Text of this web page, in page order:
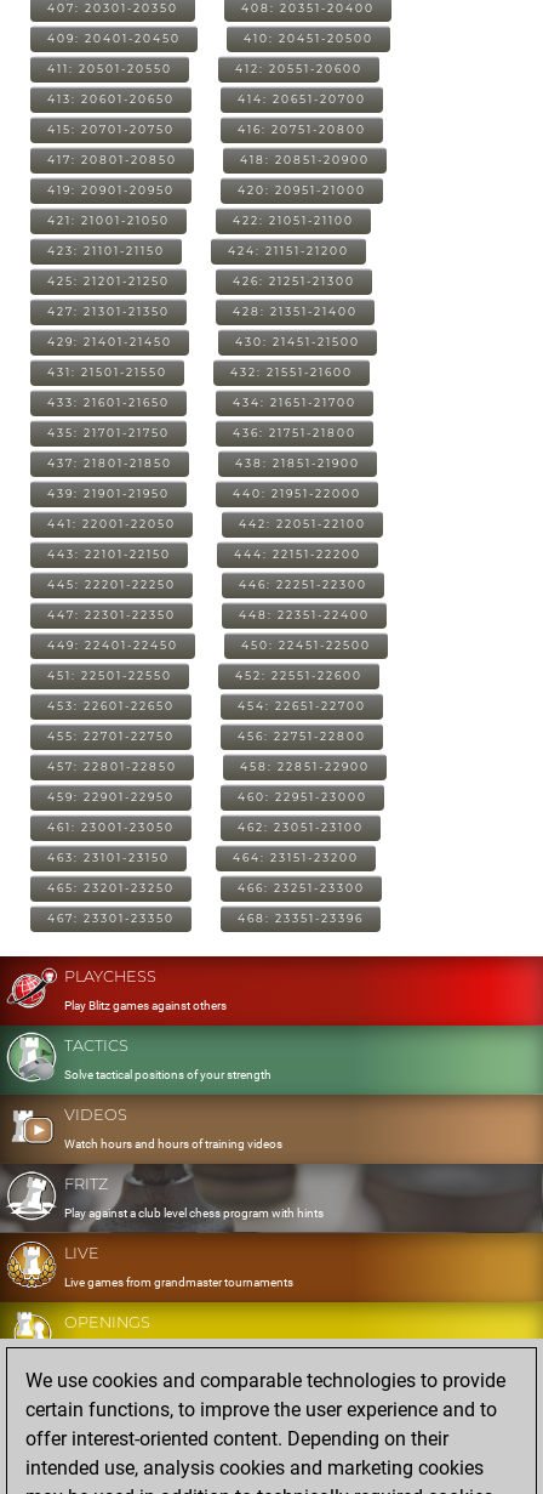
407: 20301-20350 408: 20351-20400
409: 20401-20450 410: 20451-20500
411: 20501-20550 412: 20551-20600
413: 20601-20650 414: 20651-20700
415: 20701-20750 416: 20751-20800
417: 20801-20850 418: 20851-20900
419: 20901-20950 420: 20951-21000
421: 21001-21050 422: 21051-21100
423: 21101-21150 424: 21151-21200
425: 21201-21250 426: 21251-21300
427: 21301-21350 428: 21351-21400
429: 21401-21450 430: 21451-21500
431: 21501-21550 432: 21551-21600
433: 21601-21650 434: 21651-21700
435: 21701-21750 436: 21751-21800
437: 21801-21850 438: 21851-21900
439: 21901-21950 440: 21951-22000
441: 22001-22050 442: 22051-22100
443: 22101-22150 444: 22151-22200
445: 22201-22250 446: 22251-22300
447: 22301-22350 448: 22351-22400
449: 22401-22450 450: 22451-22500
451: 22501-22550 452: 22551-22600
453: 22601-22650 454: 22651-22700
455: 22701-22750 456: 22751-22800
457: 22801-22850 458: 22851-22900
459: 22901-22950 460: 22951-23000
461: 23001-23050 462: 23051-23100
463: 23101-23150 464: 23151-23200
465: 23201-23250 466: 23251-23300
467: 23301-23350 468: 23351-23396
PLAYCHESS
Play Blitz games against others
TACTICS
Solve tactical positions of your strength
VIDEOS
Watch hours and hours of training videos
FRITZ
Play against a club level chess program with hints
LIVE
Live games from grandmaster tournaments
OPENINGS
Develop and exercise your openings
DATABASE
Eight million strong games
MYGAMES
Store and analyse your own games in the cloud
We use cookies and comparable technologies to provide
certain functions, to improve the user experience and to
offer interest-oriented content. Depending on their
intended use, analysis cookies and marketing cookies